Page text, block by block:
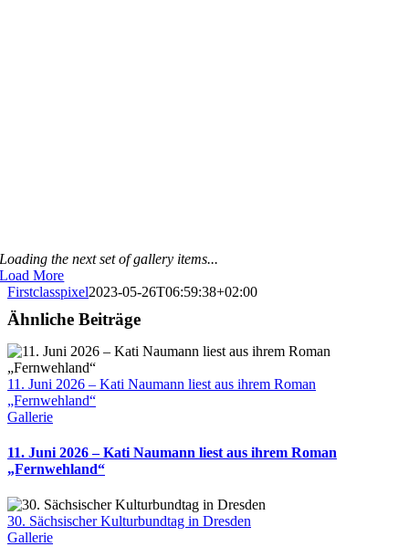
Loading the next set of gallery items...
Load More
Firstclasspixel2023-05-26T06:59:38+02:00
Ähnliche Beiträge
11. Juni 2026 – Kati Naumann liest aus ihrem Roman
„Fernwehland“
Gallerie
11. Juni 2026 – Kati Naumann liest aus ihrem Roman
„Fernwehland“
30. Sächsischer Kulturbundtag in Dresden
Gallerie